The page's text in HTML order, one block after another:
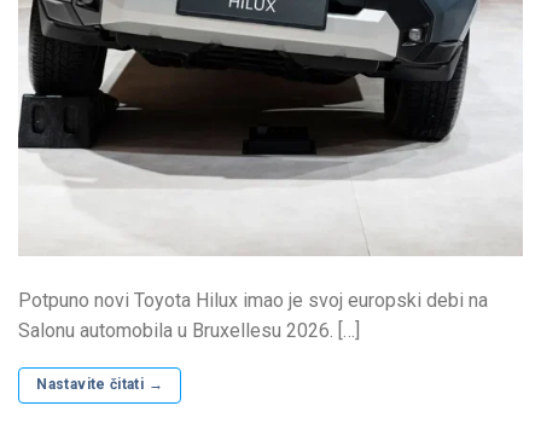
Potpuno novi Toyota Hilux imao je svoj europski debi na
Salonu automobila u Bruxellesu 2026. […]
Nastavite čitati →